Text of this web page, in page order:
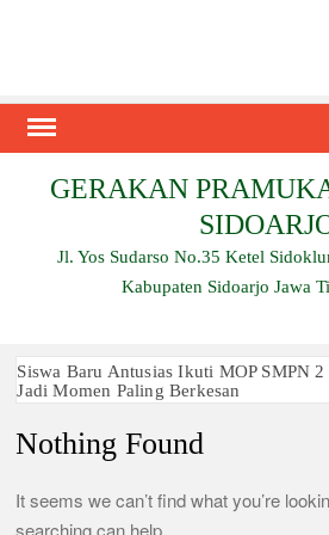
GERAKAN
Jl. Yos Sudarso No.35 Ketel
Kabupaten Sidoarjo Jawa
Siswa Baru Antusias Ikuti MOP SMPN
Jadi Momen Paling Berkesan
Berjalan 2 Kilometer hingga Taklukkan
Perjuangan Pramuka SMK Plus NU
Ambalan SMAN 3 Sidoarjo Gelar
Bersama 2026, Pererat Tali Persaudaraan
Nothing Found
It seems we can’t find what you’re
searching can help.